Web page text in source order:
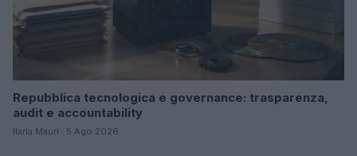
Repubblica tecnologica e governance: trasparenza,
audit e accountability
Ilaria Mauri · 5 Ago 2026